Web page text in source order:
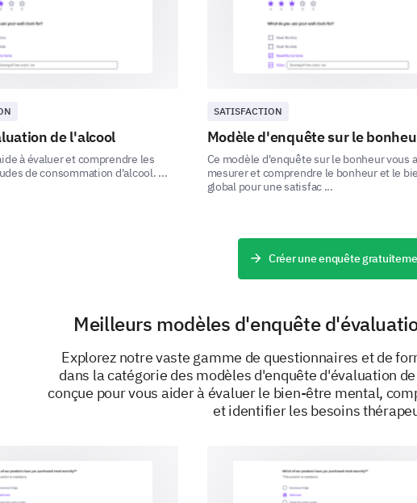
Which of the following do
manage stress levels?
Exercise regularly
Meditate or practice
Spend time outdoors
Could you elaborate on
de l'alcool
à évaluer et comprendre les
de consommation d'alcool. ...
SATISFACTION
Modèle d'enquête sur le
Ce modèle d'enquête sur le bonheur vous
mesurer et comprendre le bonheur et le
global pour une satisfac ...
Créer une enquête
Meilleurs modèles d'enquête
Explorez notre vaste gamme de questionnaires et de
dans la catégorie des modèles d'enquête d'évaluation
conçue pour vous aider à évaluer le bien-être mental,
et identifier les besoins